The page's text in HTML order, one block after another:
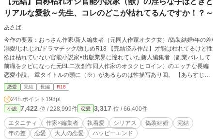
と結婚してから、ずっと抱いていた違和感。彼はとても優しかったけれど、いつ
もどこか遠くを見つめていた。 「わかってよ、ブレイブ。あなたがあたし以外
を伸ばした。ブレイブはその手を振り払わない。彼は微動だにせずその場に立っ
ている。二人の影が、長く砂浜に伸びていた。 「愛しているわ、ブレイブ。嘘
の結婚なんて終えて、あたしを愛してよ。」 リリーはブレイブの顔を両手で
挟んで言った。 逆光がまぶしくて、私は目を閉じる。もしくは二人の姿を見
ていたくなかったからかもしれない。 再び目を開けたとき、ブレイブとリリ
ーは口づけをしていた。 ＊＊＊ 最初からわかっていた、私たちの結婚が嘘
リアルな愛欲～先生、コレのどこが枯れてるんですか！？～
あさば
今作の要素：おっさん作家/新人編集者（元同人作家オタク女）/偽装結婚/年の差/
溺愛/じれじれ/ドラマチック/激しめR18 【完結済み作品】才能は枯れてるけど性
欲は枯れていない官能小説家×出版業界に憧れていた新人編集者（副業バレして
前職をクビになった元BL二次創作同人作家のオタクヒロイン）のエッチな長編
恋愛小説。 章タイトルの頭に（※）があるものは性描写あり回。 【あらすじ】
桂木陽菜には憧れの作家「相沢冬司」がいた。恋愛小説家として一大ムーブメン
トを巻き起こしたその覆面作家は、突如として業界から姿を消した。時は過ぎ、
陽菜は立派なオタク女子へ成長を遂げていた。 己のミスのせいで職場でオタバ
レ、同人作家バレのWパンチを喰らった陽菜は退職を余儀なくされる。 しかし
友人のアシストのおかげで、かつて憧れていた出版業界に飛び込むことに成功。
結果オーライと思いきや…？ 陽菜に待っていたのは、「官能小説部門の新人編
集者」という、処女の彼女にとって知らないことだらけの淫靡で未知な洗礼だっ
恋愛 完結 長編 R18
24h.ポイント 198pt
小説 7,422 位 / 228,999件 恋愛 3,317 位 / 66,400件
エタニティ 作家×編集者 執着愛 シリアス 偽装結婚
完結
年の差
恋愛 大人の恋愛 ハッピーエンド